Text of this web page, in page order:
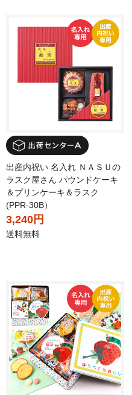
出産内祝い 名入れ ＮＡＳＵの
ラスク屋さん パウンドケーキ
＆プリンケーキ＆ラスク
(PPR-30B）
3,240円
送料無料